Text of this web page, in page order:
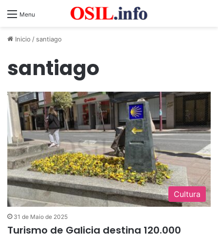
Menu
Inicio / santiago
santiago
Cultura
31 de Maio de 2025
Turismo de Galicia destina 120.000